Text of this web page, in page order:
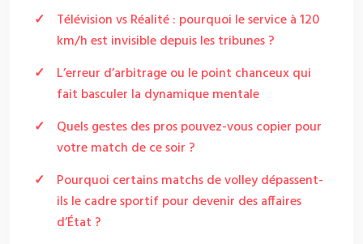
Télévision vs Réalité : pourquoi le service à 120
km/h est invisible depuis les tribunes ?
L’erreur d’arbitrage ou le point chanceux qui
fait basculer la dynamique mentale
Quels gestes des pros pouvez-vous copier pour
votre match de ce soir ?
Pourquoi certains matchs de volley dépassent-
ils le cadre sportif pour devenir des affaires
d’État ?